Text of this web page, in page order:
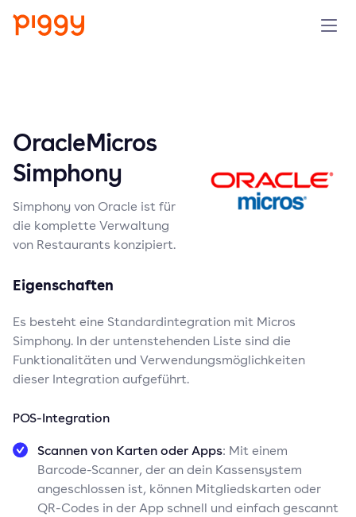
Ressourcen
Preise
Unternehmen
Kostenlos testen
OracleMicros
Simphony
Simphony von Oracle ist für
die komplette Verwaltung
von Restaurants konzipiert.
Eigenschaften
Es besteht eine Standardintegration mit Micros
Simphony. In der untenstehenden Liste sind die
Funktionalitäten und Verwendungsmöglichkeiten
dieser Integration aufgeführt.
POS-Integration
Scannen von Karten oder Apps: Mit einem
Barcode-Scanner, der an dein Kassensystem
angeschlossen ist, können Mitgliedskarten oder
QR-Codes in der App schnell und einfach gescannt